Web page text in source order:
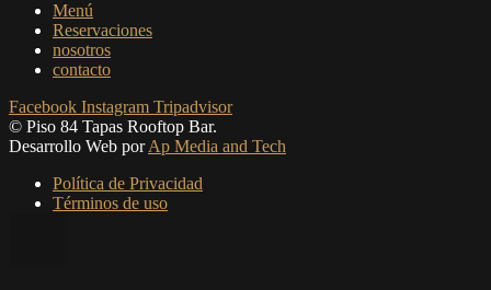
Menú
Reservaciones
nosotros
contacto
Facebook Instagram Tripadvisor
© Piso 84 Tapas Rooftop Bar.
Desarrollo Web porAp Media and Tech
Política de Privacidad
Términos de uso